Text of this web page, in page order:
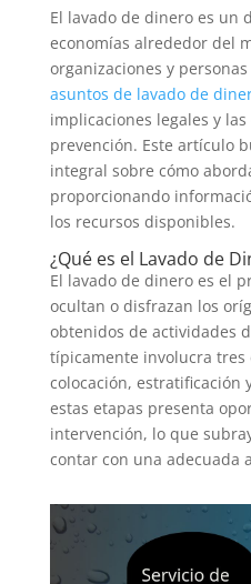
El lavado de dinero es un
economías alrededor del
organizaciones y
asuntos de lavado de
implicaciones legales y
prevención. Este artículo
integral sobre cómo
proporcionando
los recursos disponibles.
¿Qué es el Lavado de
El lavado de dinero es el
ocultan o disfrazan los
obtenidos de actividades
típicamente involucra tres
colocación, estratificación
estas etapas presenta
intervención, lo que
contar con una adecuada